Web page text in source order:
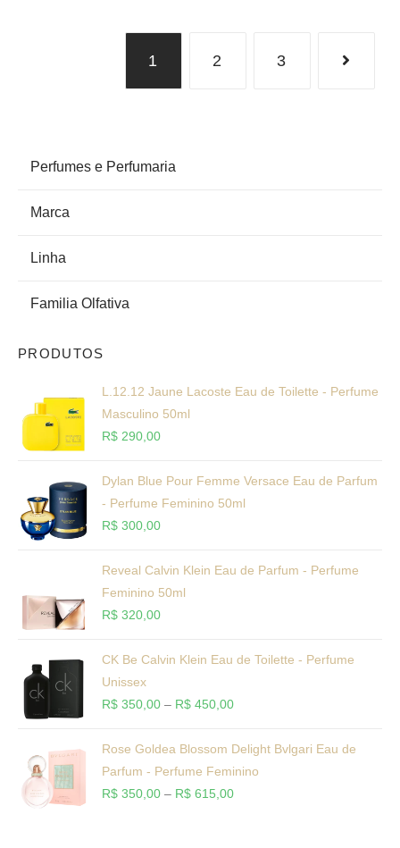
PRODUCT CATEGORIES
Perfumes e Perfumaria
Marca
Linha
Familia Olfativa
PRODUTOS
L.12.12 Jaune Lacoste Eau de Toilette - Perfume
Masculino 50ml
R$ 290,00
Dylan Blue Pour Femme Versace Eau de Parfum
- Perfume Feminino 50ml
R$ 300,00
Reveal Calvin Klein Eau de Parfum - Perfume
Feminino 50ml
R$ 320,00
CK Be Calvin Klein Eau de Toilette - Perfume
Unissex
R$ 350,00 – R$ 450,00
Rose Goldea Blossom Delight Bvlgari Eau de
Parfum - Perfume Feminino
R$ 350,00 – R$ 615,00
1 2 3